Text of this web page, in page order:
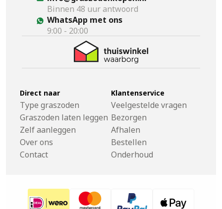
Binnen 48 uur antwoord
WhatsApp met ons
9:00 - 20:00
Direct naar
Type graszoden
Graszoden laten leggen
Zelf aanleggen
Over ons
Contact
Klantenservice
Veelgestelde vragen
Bezorgen
Afhalen
Bestellen
Onderhoud